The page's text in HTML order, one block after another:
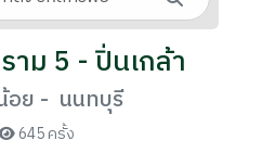
าม 5 - ปิ่นเกล้า
อย - นนทบุรี
645 ครั้ง